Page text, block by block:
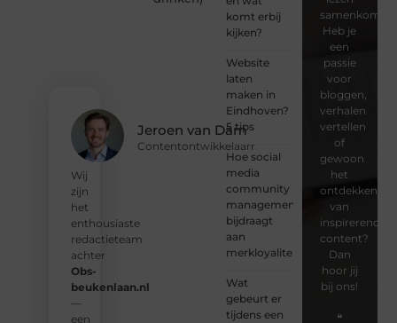
Jeroen van Dam
Contentontwikkelaarr
Wij
zijn
het
enthousiaste
redactieteam
achter
Obs-
beukenlaan.nl
—
een
komt erbij
kijken?
Website
laten
maken in
Eindhoven?
5 tips
Hoe social
media
community
management
bijdraagt
aan
merkloyaliteit
Wat
gebeurt er
tijdens een
samenkomen.
Heb je
een
passie
voor
bloggen,
verhalen
vertellen
of
gewoon
het
ontdekken
van
inspirerende
content?
Dan
hoor jij
bij ons!
❝